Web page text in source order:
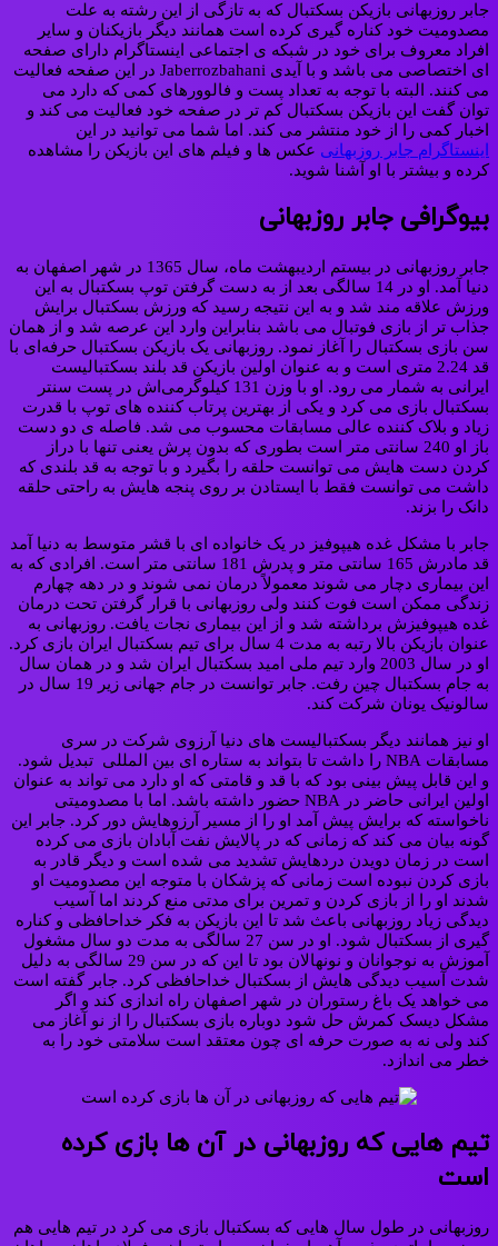
جابر روزبهانی بازیکن بسکتبال که به تازگی از این رشته به علت
مصدومیت خود کناره گیری کرده است همانند دیگر بازیکنان و سایر
افراد معروف برای خود در شبکه ی اجتماعی اینستاگرام دارای صفحه
ای اختصاصی می باشد و با آیدی Jaberrozbahani در این صفحه فعالیت
می ‌کنند. البته با توجه به تعداد پست و فالوورهای کمی که دارد می
توان گفت این بازیکن بسکتبال کم تر در صفحه خود فعالیت می کند و
اخبار کمی را از خود منتشر می کند. اما شما می توانید در این
اینستاگرام جابر روزبهانی عکس ها و فیلم های این بازیکن را مشاهده
کرده و بیشتر با او آشنا شوید.
بیوگرافی جابر روزبهانی
جابر روزبهانی در بیستم اردیبهشت ماه، سال 1365 در شهر اصفهان به
دنیا آمد. او در 14 سالگی بعد از به دست گرفتن توپ بسکتبال به این
ورزش علاقه مند شد و به این نتیجه رسید که ورزش بسکتبال برایش
جذاب تر از بازی فوتبال می باشد بنابراین وارد این عرصه شد و از همان
سن بازی بسکتبال را آغاز نمود. روزبهانی یک بازیکن بسکتبال حرفه‌ای با
قد 2.24 متری است و به عنوان اولین بازیکن قد بلند بسکتبالیست
ایرانی به شمار می رود. او با وزن 131 کیلوگرمی‌اش در پست سنتر
بسکتبال بازی می کرد و یکی از بهترین پرتاب کننده های توپ با قدرت
زیاد و بلاک کننده عالی مسابقات محسوب می شد. فاصله ی دو دست
باز او 240 سانتی متر است بطوری که بدون پرش یعنی تنها با دراز
کردن دست هایش می توانست حلقه را بگیرد و با توجه به قد بلندی که
داشت می توانست فقط با ایستادن بر روی پنجه هایش به راحتی حلقه
دانک را بزند.
جابر با مشکل غده هیپوفیز در یک خانواده ای با قشر متوسط به دنیا آمد
قد مادرش 165 سانتی متر و پدرش 181 سانتی متر است. افرادی که به
این بیماری دچار می شوند معمولاً درمان نمی شوند و در دهه چهارم
زندگی ممکن است فوت کنند ولی روزبهانی با قرار گرفتن تحت درمان
غده هیپوفیزش برداشته شد و از این بیماری نجات یافت. روزبهانی به
عنوان بازیکن بالا رتبه به مدت 4 سال برای تیم بسکتبال ایران بازی کرد.
او در سال 2003 وارد تیم ملی امید بسکتبال ایران شد و در همان سال
به جام بسکتبال چین رفت. جابر توانست در جام جهانی زیر 19 سال در
سالونیک یونان شرکت کند.
او نیز همانند دیگر بسکتبالیست های دنیا آرزوی شرکت در سری
مسابقات NBA را داشت تا بتواند به ستاره ای بین المللی تبدیل شود.
و این قابل پیش بینی بود که با قد و قامتی که او دارد می تواند به عنوان
اولین ایرانی حاضر در NBA حضور داشته باشد. اما با مصدومیتی
ناخواسته که برایش پیش آمد او را از مسیر آرزوهایش دور کرد. جابر این
گونه بیان می کند که زمانی که در پالایش نفت آبادان بازی می کرده
است در زمان دویدن دردهایش تشدید می شده است و دیگر قادر به
بازی کردن نبوده است زمانی که پزشکان با متوجه این مصدومیت او
شدند او را از بازی کردن و تمرین برای مدتی منع کردند اما آسیب
دیدگی زیاد روزبهانی باعث شد تا این بازیکن به فکر خداحافظی و کناره
گیری از بسکتبال شود. او در سن 27 سالگی به مدت دو سال مشغول
آموزش به نوجوانان و نونهالان بود تا این که در سن 29 سالگی به دلیل
شدت آسیب دیدگی هایش از بسکتبال خداحافظی کرد. جابر گفته است
می خواهد یک باغ رستوران در شهر اصفهان راه اندازی کند و اگر
مشکل دیسک کمرش حل شود دوباره بازی بسکتبال را از نو آغاز می
کند ولی نه به صورت حرفه ای چون معتقد است سلامتی خود را به
خطر می اندازد.
تیم هایی که روزبهانی در آن ها بازی کرده
است
روزبهانی در طول سال هایی که بسکتبال بازی می کرد در تیم هایی هم